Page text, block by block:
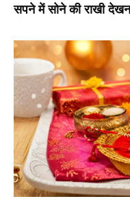
सपने में सोने की राखी